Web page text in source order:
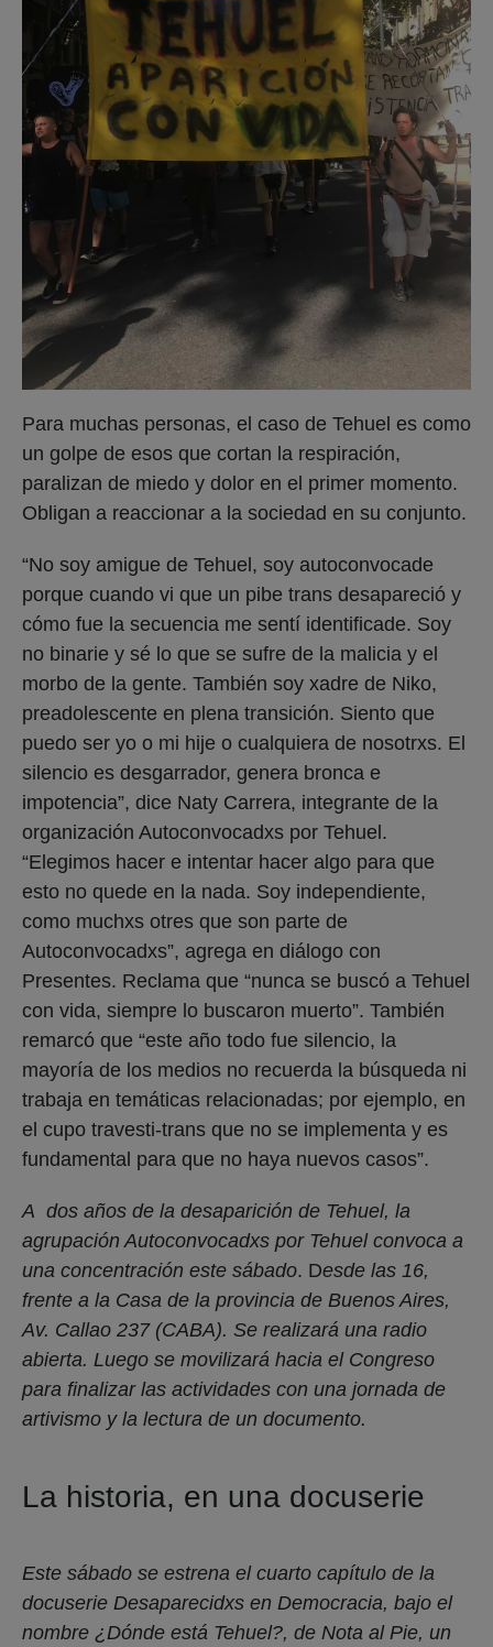
Para muchas personas, el caso de Tehuel es como
un golpe de esos que cortan la respiración,
paralizan de miedo y dolor en el primer momento.
Obligan a reaccionar a la sociedad en su conjunto.
“No soy amigue de Tehuel, soy autoconvocade
porque cuando vi que un pibe trans desapareció y
cómo fue la secuencia me sentí identificade. Soy
no binarie y sé lo que se sufre de la malicia y el
morbo de la gente. También soy xadre de Niko,
preadolescente en plena transición. Siento que
puedo ser yo o mi hije o cualquiera de nosotrxs. El
silencio es desgarrador, genera bronca e
impotencia”, dice Naty Carrera, integrante de la
organización Autoconvocadxs por Tehuel.
“Elegimos hacer e intentar hacer algo para que
esto no quede en la nada. Soy independiente,
como muchxs otres que son parte de
Autoconvocadxs”, agrega en diálogo con
Presentes. Reclama que “nunca se buscó a Tehuel
con vida, siempre lo buscaron muerto”. También
remarcó que “este año todo fue silencio, la
mayoría de los medios no recuerda la búsqueda ni
trabaja en temáticas relacionadas; por ejemplo, en
el cupo travesti-trans que no se implementa y es
fundamental para que no haya nuevos casos”.
A dos años de la desaparición de Tehuel, la
agrupación Autoconvocadxs por Tehuel convoca a
una concentración este sábado. Desde las 16,
frente a la Casa de la provincia de Buenos Aires,
Av. Callao 237 (CABA). Se realizará una radio
abierta. Luego se movilizará hacia el Congreso
para finalizar las actividades con una jornada de
artivismo y la lectura de un documento.
La historia, en una docuserie
Este sábado se estrena el cuarto capítulo de la
docuserie Desaparecidxs en Democracia, bajo el
nombre ¿Dónde está Tehuel?, de Nota al Pie, un